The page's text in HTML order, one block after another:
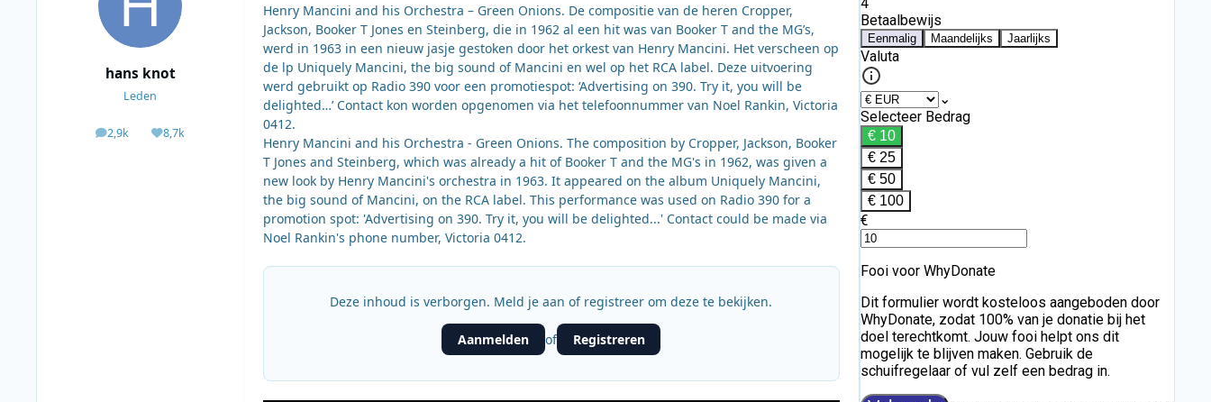
hans knot
Leden
2,9k
berichten8,7k
Waardering
Henry Mancini and his Orchestra – Green Onions. De compositie van de heren Cropper,
Jackson, Booker T Jones en Steinberg, die in 1962 al een hit was van Booker T and the MG’s,
werd in 1963 in een nieuw jasje gestoken door het orkest van Henry Mancini. Het verscheen op
de lp Uniquely Mancini, the big sound of Mancini en wel op het RCA label. Deze uitvoering
werd gebruikt op Radio 390 voor een promotiespot: ‘Advertising on 390. Try it, you will be
delighted…’ Contact kon worden opgenomen via het telefoonnummer van Noel Rankin, Victoria
0412.
Henry Mancini and his Orchestra - Green Onions. The composition by Cropper, Jackson, Booker
T Jones and Steinberg, which was already a hit of Booker T and the MG's in 1962, was given a
new look by Henry Mancini's orchestra in 1963. It appeared on the album Uniquely Mancini,
the big sound of Mancini, on the RCA label. This performance was used on Radio 390 for a
promotion spot: 'Advertising on 390. Try it, you will be delighted...' Contact could be made via
Noel Rankin's phone number, Victoria 0412.
Deze inhoud is verborgen. Meld je aan of registreer om deze te bekijken.
Aanmelden of Registreren